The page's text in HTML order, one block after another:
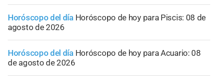
Horóscopo del día Horóscopo de hoy para Piscis: 08 de
agosto de 2026
Horóscopo del día Horóscopo de hoy para Acuario: 08
de agosto de 2026